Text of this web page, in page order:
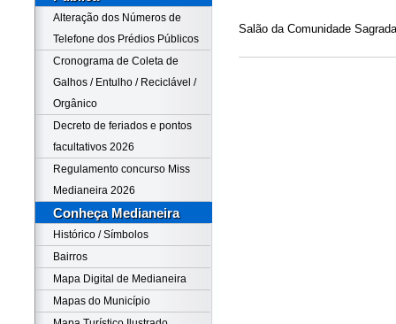
Alteração dos Números de
Telefone dos Prédios Públicos
Cronograma de Coleta de
Galhos / Entulho / Reciclável /
Orgânico
Decreto de feriados e pontos
facultativos 2026
Regulamento concurso Miss
Medianeira 2026
Conheça Medianeira
Histórico / Símbolos
Bairros
Mapa Digital de Medianeira
Mapas do Município
Salão da Comunidade